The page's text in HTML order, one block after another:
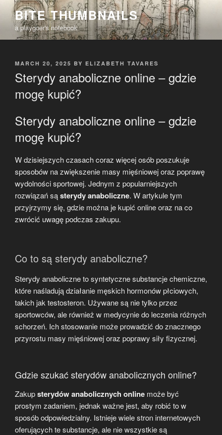
Skip
content
BITE THUMBNAILS
a playgoer's notebook
POSTED
MARCH 20, 2025 BY ELIZABETH TAVARES
Sterydy anaboliczne online – gdzie
mogę kupić?
Sterydy anaboliczne online – gdzie
mogę kupić?
W dzisiejszych czasach coraz więcej osób poszukuje
sposobów na zwiększenie masy mięśniowej oraz poprawę
wydolności sportowej. Jednym z popularniejszych
rozwiązań sąsterydy anaboliczne. W artykule tym
przyjrzymy się, gdzie można je kupić online oraz na co
zwrócić uwagę podczas zakupu.
Co to są sterydy anaboliczne?
Sterydy anaboliczne to syntetyczne substancje chemiczne,
które naśladują działanie męskich hormonów płciowych,
takich jak testosteron. Używane są nie tylko przez
sportowców, ale również w medycynie do leczenia różnych
schorzeń. Ich stosowanie może prowadzić do znacznego
przyrostu masy mięśniowej oraz poprawy siły fizycznej.
Gdzie szukać sterydów anabolicznych online?
Zakupsterydów anabolicznych online może być
prostym zadaniem, jednak ważne jest, aby robić to w
sposób odpowiedzialny. Istnieje wiele stron internetowych
oferujących te substancje, ale nie wszystkie są